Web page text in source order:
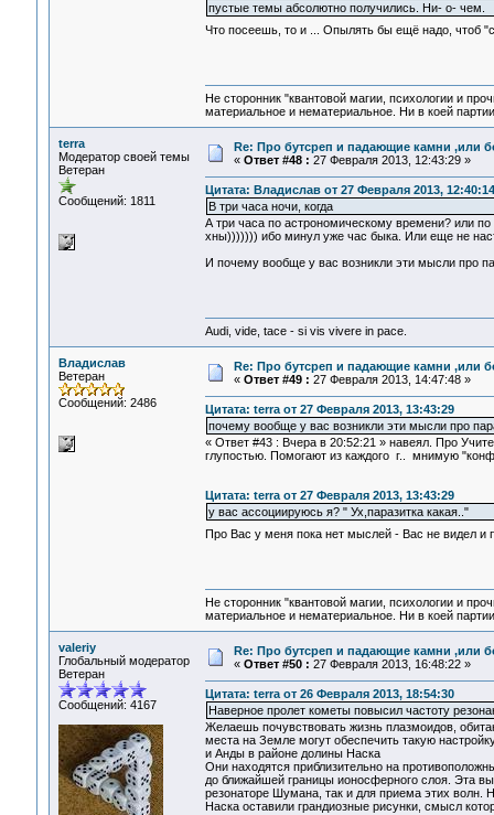
пустые темы абсолютно получились. Ни- о- чем.
Что посеешь, то и ... Опылять бы ещё надо, чтоб
Не сторонник "квантовой магии, психологии и
материальное и нематериальное. Ни в коей
terra
Модератор своей темы
Ветеран
Сообщений: 1811
Re: Про бутсреп и падающие камни ,или
« Ответ #48 : 27 Февраля 2013, 12:43:29 »
Цитата: Владислав от 27 Февраля 2013, 12:40:14
В три часа ночи, когда
А три часа по астрономическому времени? или
хны))))))) ибо минул уже час быка. Или еще не
И почему вообще у вас возникли эти мысли про
Audi, vide, tace - si vis vivere in pace.
Владислав
Ветеран
Сообщений: 2486
Re: Про бутсреп и падающие камни ,или
« Ответ #49 : 27 Февраля 2013, 14:47:48 »
Цитата: terra от 27 Февраля 2013, 13:43:29
почему вообще у вас возникли эти мысли про
« Ответ #43 : Вчера в 20:52:21 » навеял. Про
глупостью. Помогают из каждого г.. мнимую
Цитата: terra от 27 Февраля 2013, 13:43:29
у вас ассоциируюсь я? " Ух,паразитка какая.."
Про Вас у меня пока нет мыслей - Вас не видел
Не сторонник "квантовой магии, психологии и
материальное и нематериальное. Ни в коей
valeriy
Глобальный модератор
Ветеран
Сообщений: 4167
Re: Про бутсреп и падающие камни ,или
« Ответ #50 : 27 Февраля 2013, 16:48:22 »
Цитата: terra от 26 Февраля 2013, 18:54:30
Наверное пролет кометы повысил частоту
Желаешь почувствовать жизнь плазмоидов,
места на Земле могут обеспечить такую
и Анды в районе долины Наска
Они находятся приблизительно на
до ближайшей границы ионосферного слоя. Эта
резонаторе Шумана, так и для приема этих волн.
Наска оставили грандиозные рисунки, смысл